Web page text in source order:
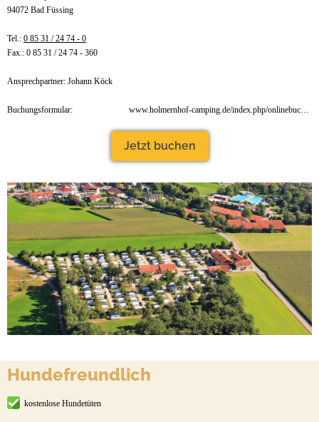
94072 Bad Füssing
Tel.: 0 85 31 / 24 74 - 0
Fax.: 0 85 31 / 24 74 - 360
Ansprechpartner: Johann Köck
Buchungsformular: www.holmernhof-camping.de/index.php/onlinebuchung
Jetzt buchen
Hundefreundlich
kostenlose Hundetüten